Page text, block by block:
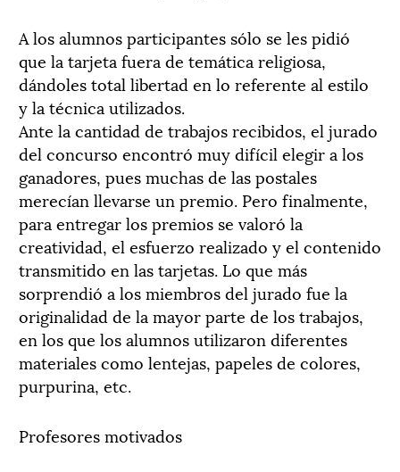
A los alumnos participantes sólo se les pidió
que la tarjeta fuera de temática religiosa,
dándoles total libertad en lo referente al estilo
y la técnica utilizados.
Ante la cantidad de trabajos recibidos, el jurado
del concurso encontró muy difícil elegir a los
ganadores, pues muchas de las postales
merecían llevarse un premio. Pero finalmente,
para entregar los premios se valoró la
creatividad, el esfuerzo realizado y el contenido
transmitido en las tarjetas. Lo que más
sorprendió a los miembros del jurado fue la
originalidad de la mayor parte de los trabajos,
en los que los alumnos utilizaron diferentes
materiales como lentejas, papeles de colores,
purpurina, etc.
Profesores motivados